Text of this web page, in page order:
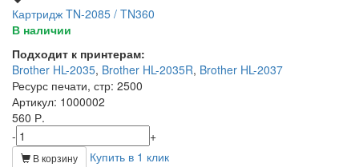
Картридж TN-2085 / TN360
В наличии
Подходит к принтерам:
Brother HL-2035, Brother HL-2035R, Brother HL-2037
Ресурс печати, стр: 2500
Артикул: 1000002
560 Р.
-
+
В корзину Купить в 1 клик